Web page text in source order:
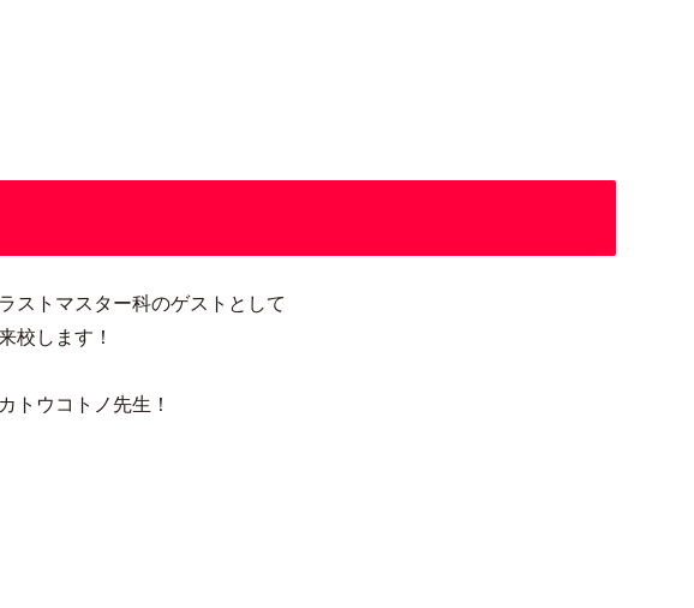
ストマスター科のゲストとして
校します！
トウコトノ先生！